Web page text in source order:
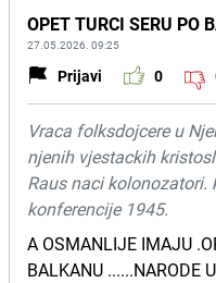
OPET TURCI SERU PO
27.05.2026. 09:25
Prijavi 0
Vraca folksdojcere u
njenih vjestackih
Raus naci kolonozatori.
konferencije 1945.
A OSMANLIJE IMAJU
BALKANU ......NARODE